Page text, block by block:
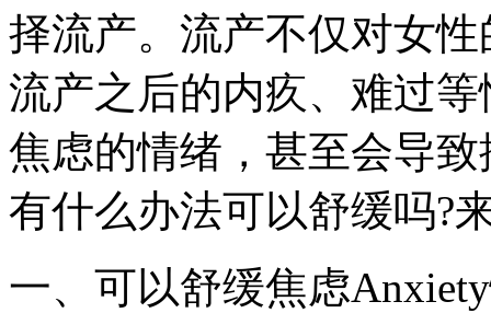
择流产。流产不仅对女
流产之后的内疚、难过
焦虑的情绪，甚至会导
有什么办法可以舒缓吗?
一、可以舒缓焦虑